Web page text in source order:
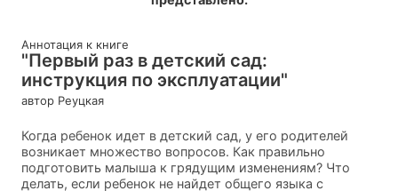
Аннотация к книге
"Первый раз в детский сад:
инструкция по эксплуатации"
автор Реуцкая
Когда ребенок идет в детский сад, у его родителей
возникает множество вопросов. Как правильно
подготовить малыша к грядущим изменениям? Что
делать, если ребенок не найдет общего языка с